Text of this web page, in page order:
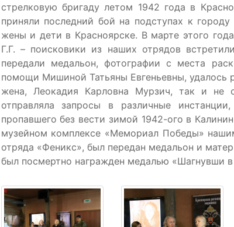
стрелковую бригаду летом 1942 года в
приняли последний бой на подступах к
жены и дети в Красноярске. В марте этого
Г.Г. – поисковики из наших отрядов
передали медальон, фотографии с места
помощи Мишиной Татьяны Евгеньевны, удалось
жена, Леокадия Карловна Мурзич, так и не
отправляла запросы в различные
пропавшего без вести зимой 1942-ого в
музейном комплексе «Мемориал Победы»
отряда «Феникс», был передан медальон и
был посмертно награжден медалью «Шагнувши в